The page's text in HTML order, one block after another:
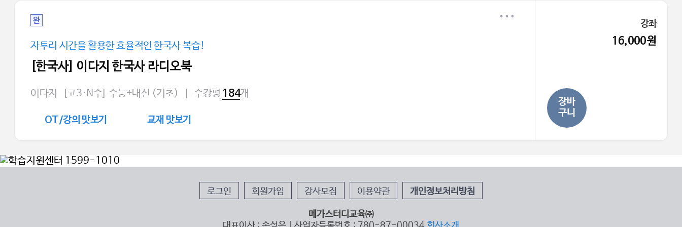
완
자투리 시간을 활용한 효율적인 한국사 복습!
[한국사] 이다지 한국사 라디오북
이다지 [고3·N수] 수능+내신 (기초) 수강평 184개
OT/강의 맛보기 교재 맛보기
강좌
16,000원
장바
구니
로그인 회원가입 강사모집 이용약관 개인정보처리방침
메가스터디교육㈜